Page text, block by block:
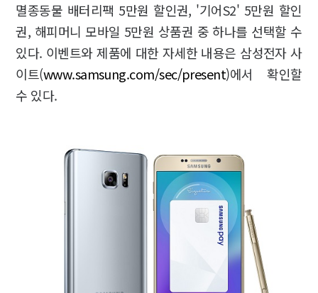
멸종동물 배터리팩 5만원 할인권, '기어S2' 5만원 할인
권, 해피머니 모바일 5만원 상품권 중 하나를 선택할 수
있다. 이벤트와 제품에 대한 자세한 내용은 삼성전자 사
이트(www.samsung.com/sec/present)에서 확인할
수 있다.